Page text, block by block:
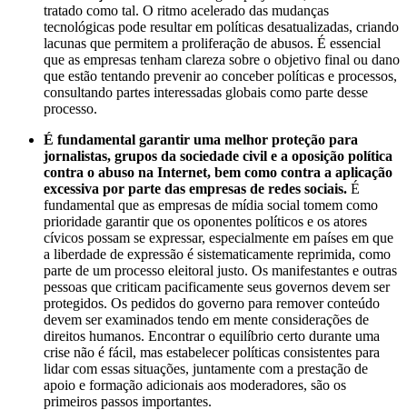
tratado como tal. O ritmo acelerado das mudanças
tecnológicas pode resultar em políticas desatualizadas, criando
lacunas que permitem a proliferação de abusos. É essencial
que as empresas tenham clareza sobre o objetivo final ou dano
que estão tentando prevenir ao conceber políticas e processos,
consultando partes interessadas globais como parte desse
processo.
É fundamental garantir uma melhor proteção para
jornalistas, grupos da sociedade civil e a oposição política
contra o abuso na Internet, bem como contra a aplicação
excessiva por parte das empresas de redes sociais. É
fundamental que as empresas de mídia social tomem como
prioridade garantir que os oponentes políticos e os atores
cívicos possam se expressar, especialmente em países em que
a liberdade de expressão é sistematicamente reprimida, como
parte de um processo eleitoral justo. Os manifestantes e outras
pessoas que criticam pacificamente seus governos devem ser
protegidos. Os pedidos do governo para remover conteúdo
devem ser examinados tendo em mente considerações de
direitos humanos. Encontrar o equilíbrio certo durante uma
crise não é fácil, mas estabelecer políticas consistentes para
lidar com essas situações, juntamente com a prestação de
apoio e formação adicionais aos moderadores, são os
primeiros passos importantes.